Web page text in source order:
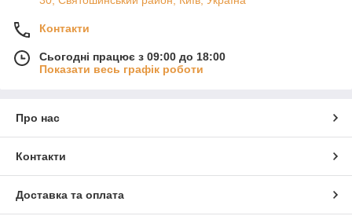
Контакти
Сьогодні працює з 09:00 до 18:00
Показати весь графік роботи
Про нас
Контакти
Доставка та оплата